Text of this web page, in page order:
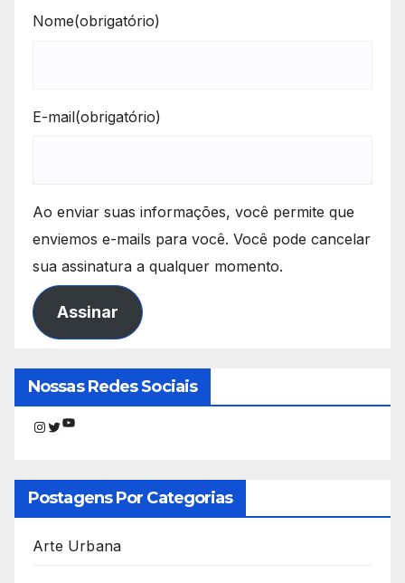
Nome(obrigatório)
E-mail(obrigatório)
Ao enviar suas informações, você permite que
enviemos e-mails para você. Você pode cancelar
sua assinatura a qualquer momento.
Assinar
Nossas Redes Sociais
Instagram
Twitter
Youtube
Postagens Por Categorias
Arte Urbana